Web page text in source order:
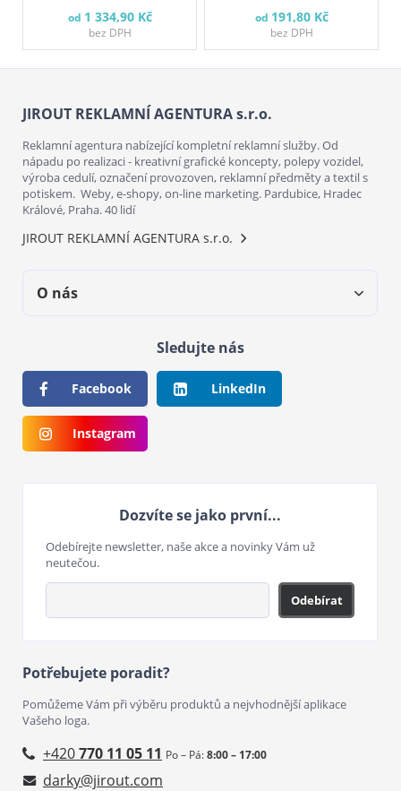
od 1 334,90 Kč
bez DPH
od 191,80 Kč
bez DPH
JIROUT REKLAMNÍ AGENTURA s.r.o.
Reklamní agentura nabízející kompletní reklamní služby. Od
nápadu po realizaci - kreativní grafické koncepty, polepy vozidel,
výroba cedulí, označení provozoven, reklamní předměty a textil s
potiskem. Weby, e-shopy, on-line marketing. Pardubice, Hradec
Králové, Praha. 40 lidí
JIROUT REKLAMNÍ AGENTURA s.r.o.
O nás
Sledujte nás
Facebook LinkedIn
Instagram
Dozvíte se jako první...
Odebírejte newsletter, naše akce a novinky Vám už
neutečou.
Odebírat
Potřebujete poradit?
Pomůžeme Vám při výběru produktů a nejvhodnější aplikace
Vašeho loga.
+420770 11 05 11 Po – Pá:8:00 – 17:00
darky@jirout.com